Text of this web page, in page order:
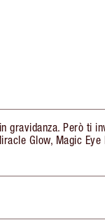
gravidanza. Però
Glow, Magic